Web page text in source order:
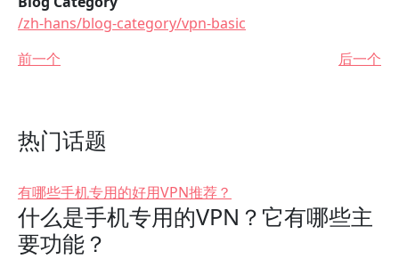
/zh-hans/blog-category/vpn-basic
前一个
后一个
热门话题
有哪些手机专用的好用VPN推荐？
什么是手机专用的VPN？它有哪些主
要功能？